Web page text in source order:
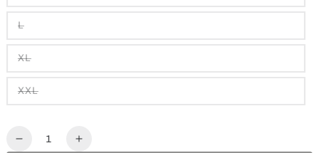
L
XL
XXL
Quantità
DiminuisceAumenta